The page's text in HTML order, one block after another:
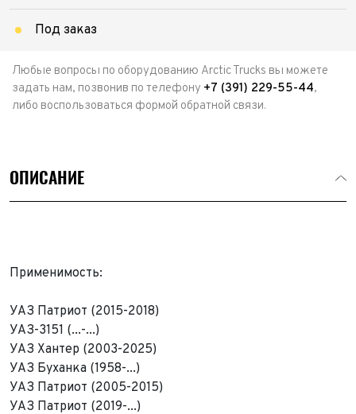
Под заказ
Любые вопросы по оборудованию Arctic Trucks вы можете
задать нам, позвонив по телефону +7 (391) 229-55-44,
либо воспользоваться формой обратной связи.
ОПИСАНИЕ
Применимость:
УАЗ Патриот (2015-2018)
УАЗ-3151 (...-...)
УАЗ Хантер (2003-2025)
УАЗ Буханка (1958-...)
УАЗ Патриот (2005-2015)
УАЗ Патриот (2019-...)Выкуп авто